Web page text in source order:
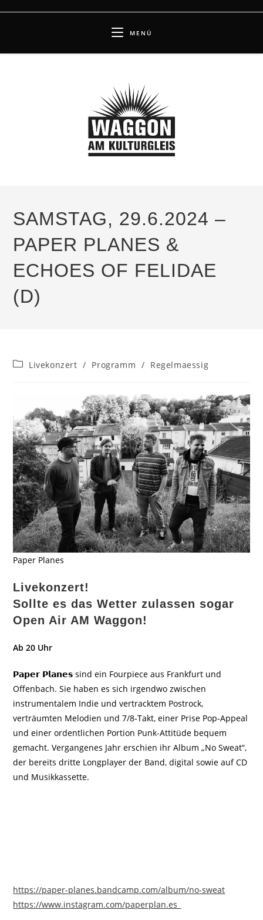
MENÜ
SAMSTAG, 29.6.2024 –
PAPER PLANES &
ECHOES OF FELIDAE
(D)
Beitrags-
Livekonzert / Programm / Regelmaessig
Paper Planes
Livekonzert!
Sollte es das Wetter zulassen sogar
Open Air AM Waggon!
Ab 20 Uhr
𝗣𝗮𝗽𝗲𝗿 𝗣𝗹𝗮𝗻𝗲𝘀 sind ein Fourpiece aus Frankfurt und
Offenbach. Sie haben es sich irgendwo zwischen
instrumentalem Indie und vertracktem Postrock,
verträumten Melodien und 7/8-Takt, einer Prise Pop-Appeal
und einer ordentlichen Portion Punk-Attitüde bequem
gemacht. Vergangenes Jahr erschien ihr Album „No Sweat“,
der bereits dritte Longplayer der Band, digital sowie auf CD
und Musikkassette.
https://paper-planes.bandcamp.com/album/no-sweat
https://www.instagram.com/paperplan.es_